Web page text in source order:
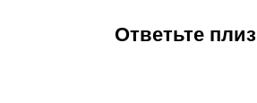
Ответьте плиз